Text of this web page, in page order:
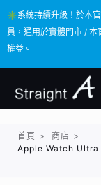
✳️系統持續升級！於本
員，通用於實體門市 /
權益。
✳️系統持續升級！於本
員，通用於實體門市 /
權益。
首頁 > 商店 >
Apple Watch Ultra